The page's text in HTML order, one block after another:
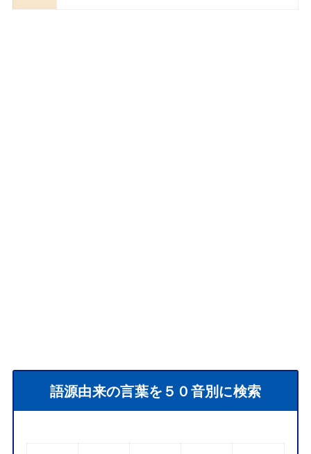
語源由来の言葉を５０音別に検索